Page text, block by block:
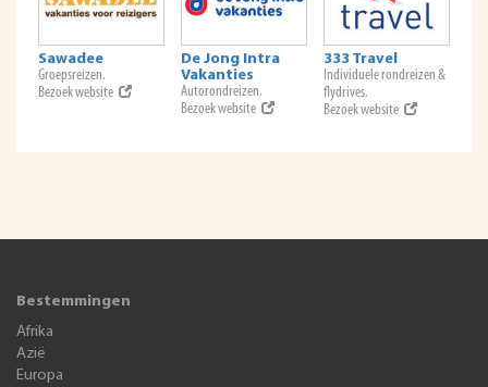
Sawadee
Groepsreizen.
Bezoek website
De Jong Intra
Vakanties
Autorondreizen.
Bezoek website
333 Travel
Individuele rondreizen &
flydrives.
Bezoek website
Bestemmingen
Afrika
Azië
Europa